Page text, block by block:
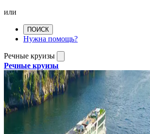
или
ПОИСК
Нужна помощь?
Речные круизы
Речные круизы